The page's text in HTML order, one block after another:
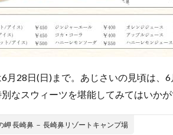
月28日(日)まで。あじさいの見頃は、
なスウィーツを堪能してみてはいかが
岬 長崎鼻 － 長崎鼻リゾートキャンプ場